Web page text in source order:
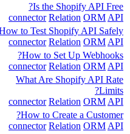
Is the Shopify API Free?
connector Relation ORM API
to Test Shopify API Safely?
connector Relation ORM API
How to Set Up Webhooks?
connector Relation ORM API
What Are Shopify API Rate
Limits?
connector Relation ORM API
How to Create a Customer?
connector Relation ORM API